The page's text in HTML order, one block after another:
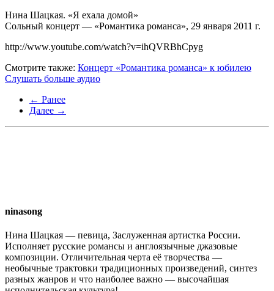
Нина Шацкая. «Я ехала домой»
Сольный концерт — «Романтика романса», 29 января 2011 г.
http://www.youtube.com/watch?v=ihQVRBhCpyg
Смотрите также: Концерт «Романтика романса» к юбилею
Слушать больше аудио
← Ранее
Далее →
ninasong
Нина Шацкая — певица, Заслуженная артистка России.
Исполняет русские романсы и англоязычные джазовые
композиции. Отличительная черта её творчества —
необычные трактовки традиционных произведений, синтез
разных жанров и что наиболее важно — высочайшая